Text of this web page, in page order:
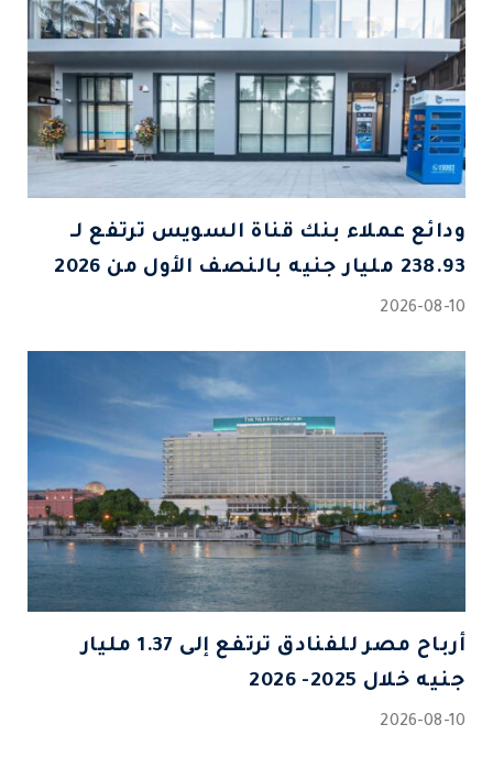
ودائع عملاء بنك قناة السويس ترتفع لـ
238.93 مليار جنيه بالنصف الأول من 2026
2026-08-10
أرباح مصر للفنادق ترتفع إلى 1.37 مليار
جنيه خلال 2025- 2026
2026-08-10